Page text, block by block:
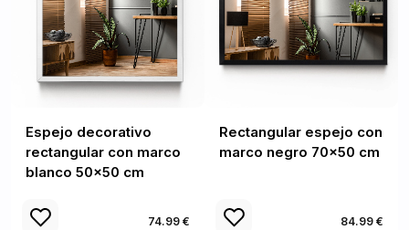
Espejo decorativo
rectangular con marco
blanco 50x50 cm
74.99 €
Rectangular espejo con
marco negro 70x50 cm
84.99 €